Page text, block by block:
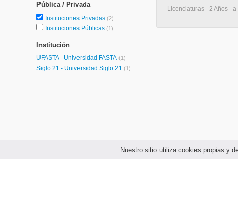
Nuestro sitio utiliza cookies propias y
Pública / Privada
Instituciones Privadas (2)
Instituciones Públicas (1)
Institución
UFASTA - Universidad FASTA (1)
Siglo 21 - Universidad Siglo 21 (1)
Licenciaturas - 2 Años -